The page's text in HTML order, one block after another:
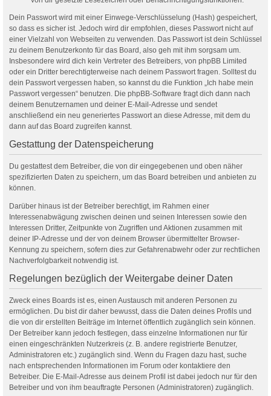
Dein Passwort wird mit einer Einwege-Verschlüsselung (Hash) gespeichert,
so dass es sicher ist. Jedoch wird dir empfohlen, dieses Passwort nicht auf
einer Vielzahl von Webseiten zu verwenden. Das Passwort ist dein Schlüssel
zu deinem Benutzerkonto für das Board, also geh mit ihm sorgsam um.
Insbesondere wird dich kein Vertreter des Betreibers, von phpBB Limited
oder ein Dritter berechtigterweise nach deinem Passwort fragen. Solltest du
dein Passwort vergessen haben, so kannst du die Funktion „Ich habe mein
Passwort vergessen“ benutzen. Die phpBB-Software fragt dich dann nach
deinem Benutzernamen und deiner E-Mail-Adresse und sendet
anschließend ein neu generiertes Passwort an diese Adresse, mit dem du
dann auf das Board zugreifen kannst.
Gestattung der Datenspeicherung
Du gestattest dem Betreiber, die von dir eingegebenen und oben näher
spezifizierten Daten zu speichern, um das Board betreiben und anbieten zu
können.
Darüber hinaus ist der Betreiber berechtigt, im Rahmen einer
Interessenabwägung zwischen deinen und seinen Interessen sowie den
Interessen Dritter, Zeitpunkte von Zugriffen und Aktionen zusammen mit
deiner IP-Adresse und der von deinem Browser übermittelter Browser-
Kennung zu speichern, sofern dies zur Gefahrenabwehr oder zur rechtlichen
Nachverfolgbarkeit notwendig ist.
Regelungen bezüglich der Weitergabe deiner Daten
Zweck eines Boards ist es, einen Austausch mit anderen Personen zu
ermöglichen. Du bist dir daher bewusst, dass die Daten deines Profils und
die von dir erstellten Beiträge im Internet öffentlich zugänglich sein können.
Der Betreiber kann jedoch festlegen, dass einzelne Informationen nur für
einen eingeschränkten Nutzerkreis (z. B. andere registrierte Benutzer,
Administratoren etc.) zugänglich sind. Wenn du Fragen dazu hast, suche
nach entsprechenden Informationen im Forum oder kontaktiere den
Betreiber. Die E-Mail-Adresse aus deinem Profil ist dabei jedoch nur für den
Betreiber und von ihm beauftragte Personen (Administratoren) zugänglich.